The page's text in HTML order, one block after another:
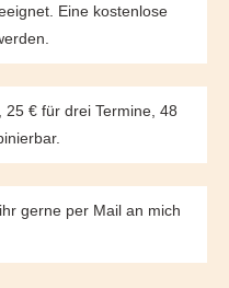
Eine kostenlose
€ für drei Termine, 48
gerne per Mail an mich